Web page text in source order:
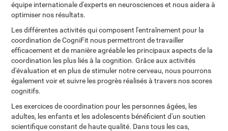
équipe internationale d'experts en neurosciences et nous aidera à
optimiser nos résultats.
Les différentes activités qui composent l'entraînement pour la
coordination de CogniFit nous permettront de travailler
efficacement et de manière agréable les principaux aspects de la
coordination les plus liés à la cognition. Grâce aux activités
d'évaluation et en plus de stimuler notre cerveau, nous pourrons
également voir et suivre les progrès réalisés à travers nos scores
cognitifs.
Les exercices de coordination pour les personnes âgées, les
adultes, les enfants et les adolescents bénéficient d'un soutien
scientifique constant de haute qualité. Dans tous les cas,